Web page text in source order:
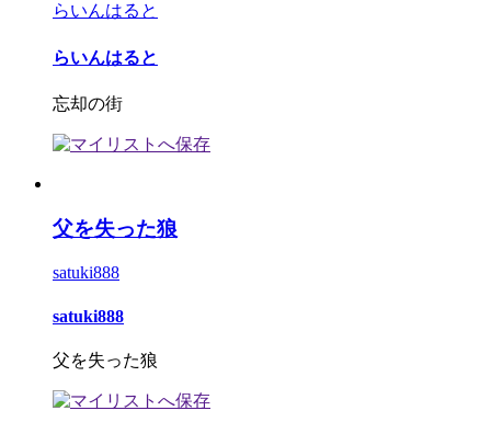
らいんはると
らいんはると
忘却の街
父を失った狼
satuki888
satuki888
父を失った狼